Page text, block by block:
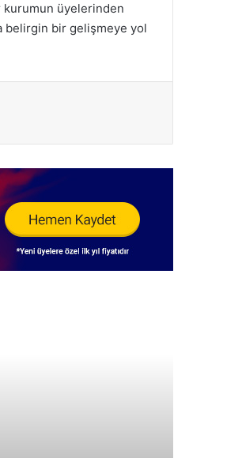
üyelerinden
belirgin bir gelişmeye yol